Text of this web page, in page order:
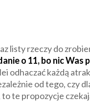
listy rzeczy do
o 11, bo nic Was
odhaczać każdą
od tego, czy
te propozycje